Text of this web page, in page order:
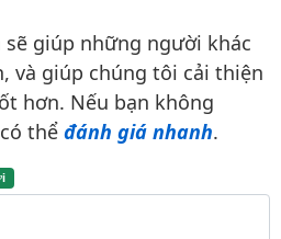
giá
giúp những người khác
và giúp chúng tôi cải thiện
hơn. Nếu bạn không
thể đánh giá nhanh.